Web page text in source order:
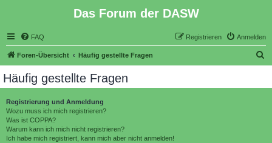
Das Forum der DASW
FAQ Anmelden
Registrieren
Foren-Übersicht Häufig gestellte Fragen
Häufig gestellte Fragen
Registrierung und Anmeldung
Wozu muss ich mich registrieren?
Was ist COPPA?
Warum kann ich mich nicht registrieren?
Ich habe mich registriert, kann mich aber nicht anmelden!